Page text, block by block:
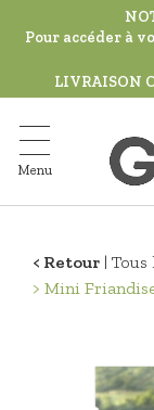
principal
Pour accéder à
LIVRAISON
Menu
Retour Tous
Mini